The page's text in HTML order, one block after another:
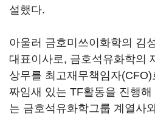
설했다.
아울러 금호미쓰이화학의 김
대표이사로, 금호석유화학의
상무를 최고재무책임자
짜임새 있는 TF활동을 진행
는 금호석유화학그룹 계열사